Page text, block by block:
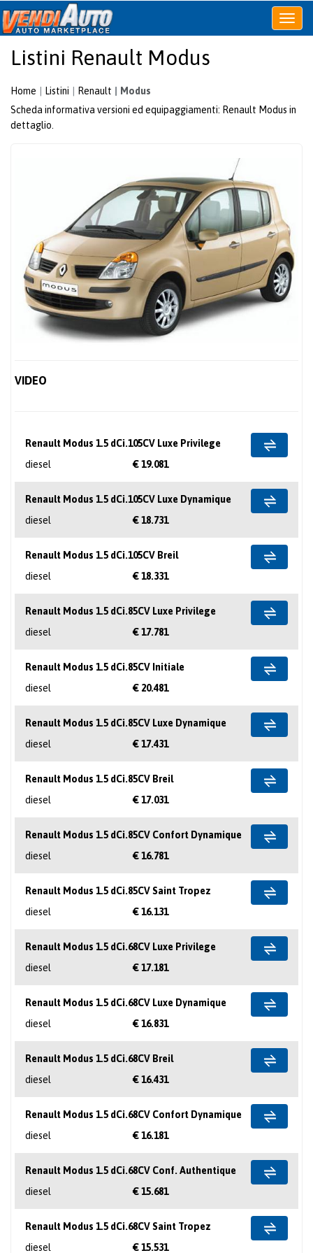
Apri
o
Listini Renault Modus
Home Listini Renault
Modus
Scheda informativa versioni ed equipaggiamenti: Renault Modus in
dettaglio.
VIDEO
Renault Modus 1.5 dCi.105CV Luxe Privilege
diesel
€ 19.081
Renault Modus 1.5 dCi.105CV Luxe Dynamique
diesel
€ 18.731
Renault Modus 1.5 dCi.105CV Breil
diesel
€ 18.331
Renault Modus 1.5 dCi.85CV Luxe Privilege
diesel
€ 17.781
Renault Modus 1.5 dCi.85CV Initiale
diesel
€ 20.481
Renault Modus 1.5 dCi.85CV Luxe Dynamique
diesel
€ 17.431
Renault Modus 1.5 dCi.85CV Breil
diesel
€ 17.031
Renault Modus 1.5 dCi.85CV Confort Dynamique
diesel
€ 16.781
Renault Modus 1.5 dCi.85CV Saint Tropez
diesel
€ 16.131
Renault Modus 1.5 dCi.68CV Luxe Privilege
diesel
€ 17.181
Renault Modus 1.5 dCi.68CV Luxe Dynamique
diesel
€ 16.831
Renault Modus 1.5 dCi.68CV Breil
diesel
€ 16.431
Renault Modus 1.5 dCi.68CV Confort Dynamique
diesel
€ 16.181
Renault Modus 1.5 dCi.68CV Conf. Authentique
diesel
€ 15.681
Renault Modus 1.5 dCi.68CV Saint Tropez
diesel
€ 15.531